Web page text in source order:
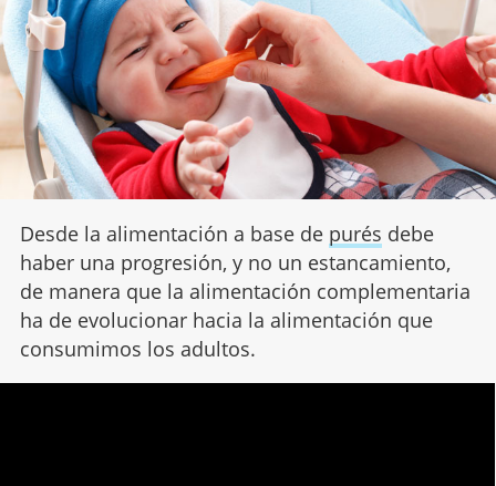
Desde la alimentación a base de purés debe
haber una progresión, y no un estancamiento,
de manera que la alimentación complementaria
ha de evolucionar hacia la alimentación que
consumimos los adultos.